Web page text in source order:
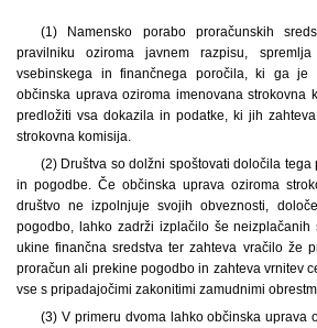
(1) Namensko porabo proračunskih
pravilniku oziroma javnem razpisu,
vsebinskega in finančnega poročila, ki ga je
občinska uprava oziroma imenovana strokovna
predložiti vsa dokazila in podatke, ki jih
strokovna komisija.
(2) Društva so dolžni spoštovati določila
in pogodbe. Če občinska uprava oziroma
društvo ne izpolnjuje svojih obveznosti,
pogodbo, lahko zadrži izplačilo še neizplačanih
ukine finančna sredstva ter zahteva vračilo že
proračun ali prekine pogodbo in zahteva vrnitev
vse s pripadajočimi zakonitimi zamudnimi
(3) V primeru dvoma lahko občinska uprava